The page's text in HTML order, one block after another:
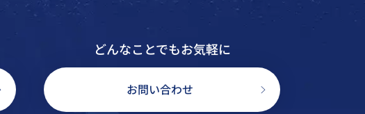
どんなことでもお気軽に
お問い合わせ